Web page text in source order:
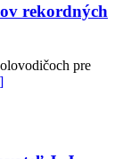
rekordných
pre